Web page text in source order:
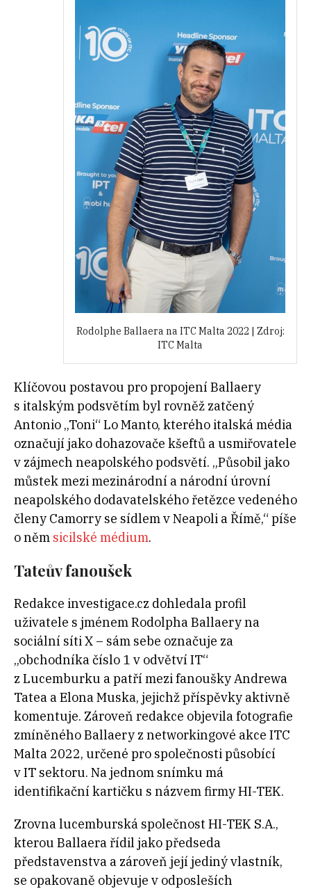
Rodolphe Ballaera na ITC Malta 2022 | Zdroj:
ITC Malta
Klíčovou postavou pro propojení Ballaery
s italským podsvětím byl rovněž zatčený
Antonio „Toni“ Lo Manto, kterého italská média
označují jako dohazovače kšeftů a usmiřovatele
v zájmech neapolského podsvětí. „Působil jako
můstek mezi mezinárodní a národní úrovní
neapolského dodavatelského řetězce vedeného
členy Camorry se sídlem v Neapoli a Římě,“ píše
o něm sicilské médium.
Tateův fanoušek
Redakce investigace.cz dohledala profil
uživatele s jménem Rodolpha Ballaery na
sociální síti X – sám sebe označuje za
„obchodníka číslo 1 v odvětví IT“
z Lucemburku a patří mezi fanoušky Andrewa
Tatea a Elona Muska, jejichž příspěvky aktivně
komentuje. Zároveň redakce objevila fotografie
zmíněného Ballaery z networkingové akce ITC
Malta 2022, určené pro společnosti působící
v IT sektoru. Na jednom snímku má
identifikační kartičku s názvem firmy HI-TEK.
Zrovna lucemburská společnost HI-TEK S.A.,
kterou Ballaera řídil jako předseda
představenstva a zároveň její jediný vlastník,
se opakovaně objevuje v odposleších